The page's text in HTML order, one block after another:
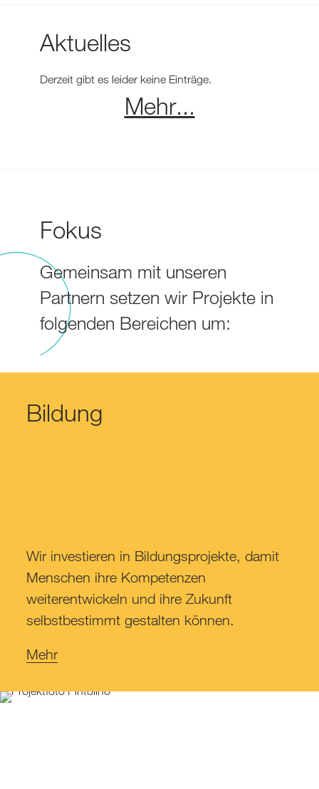
Aktuelles
Derzeit gibt es leider keine Einträge.
Mehr...
Fokus
Gemeinsam mit unseren
Partnern setzen wir Projekte in
folgenden Bereichen um:
Bildung
Wir investieren in Bildungsprojekte, damit
Menschen ihre Kompetenzen
weiterentwickeln und ihre Zukunft
selbstbestimmt gestalten können.
Mehr